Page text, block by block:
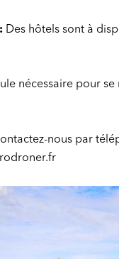
Des hôtels sont à
nécessaire pour
nous par